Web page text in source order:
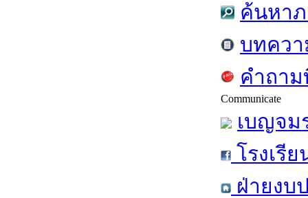
ค้นหาภ
บทควา
คำถา
Communicate
เบญจม
โรงเรี
ฝ่ายงบ